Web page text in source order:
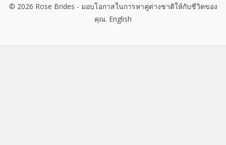
© 2026 Rose Brides - มอบโอกาสในการหาคู่ต่างชาติให้กับชีวิตของ
คุณ. English